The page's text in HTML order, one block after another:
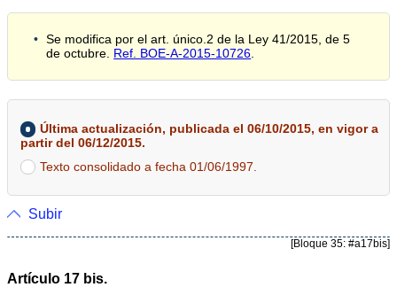
Se modifica por el art. único.2 de la Ley 41/2015, de 5
de octubre. Ref. BOE-A-2015-10726.
Última actualización, publicada el 06/10/2015, en vigor a
partir del 06/12/2015.
Texto consolidado a fecha 01/06/1997.
Subir
[Bloque 35: #a17bis]
Artículo 17 bis.